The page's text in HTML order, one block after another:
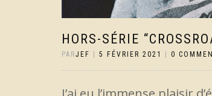
HORS-SÉRIE
PARJEF 5 FÉVRIER 2021 0